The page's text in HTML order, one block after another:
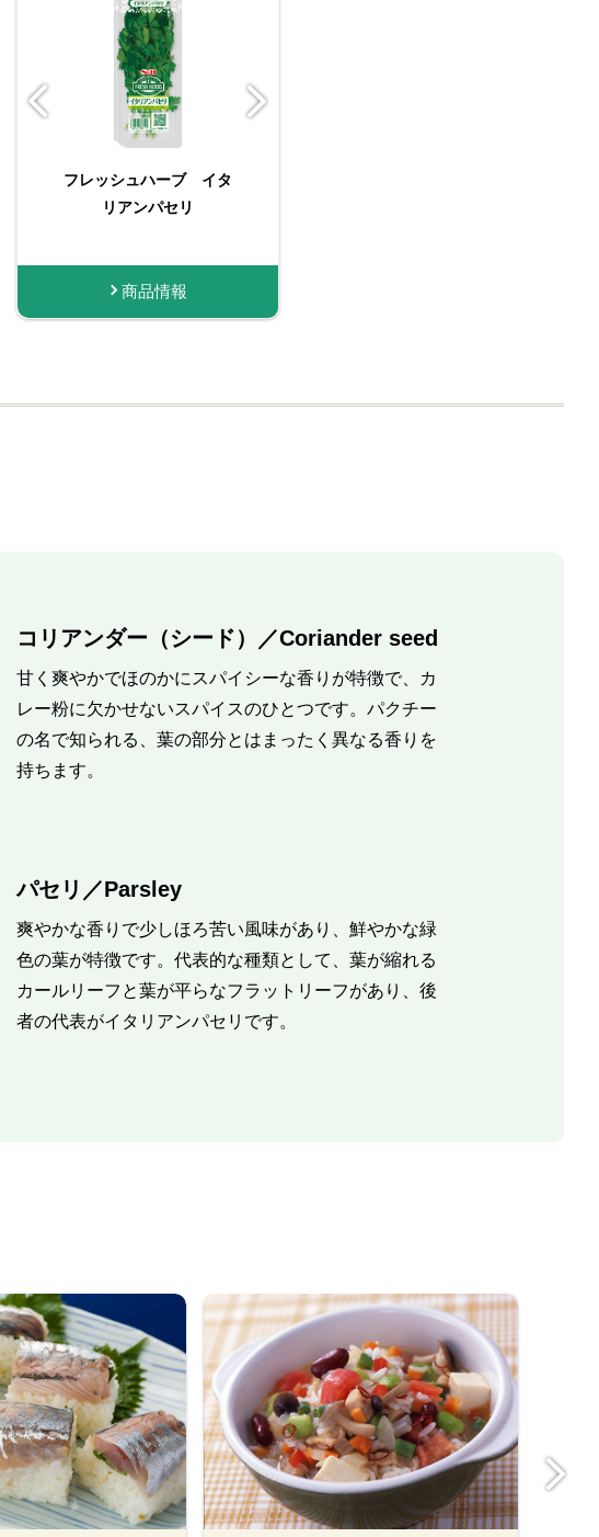
ORGANIC SPICE 有
機サフラン（ホール）
商品情報
ORGANIC SPICE 袋
入り有機コショー
商品情報
フレッシュハーブ イタ
リアンパセリ
商品情報
コリアンダー（シード）／Coriander seed
甘く爽やかでほのかにスパイシーな香りが特徴で、カ
レー粉に欠かせないスパイスのひとつです。パクチー
の名で知られる、葉の部分とはまったく異なる香りを
持ちます。
パセリ／Parsley
爽やかな香りで少しほろ苦い風味があり、鮮やかな緑
色の葉が特徴です。代表的な種類として、葉が縮れる
カールリーフと葉が平らなフラットリーフがあり、後
者の代表がイタリアンパセリです。